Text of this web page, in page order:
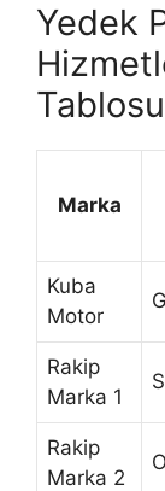
Yedek
Marka
Kuba
Motor
Rakip
Marka 1
Rakip
Marka 2